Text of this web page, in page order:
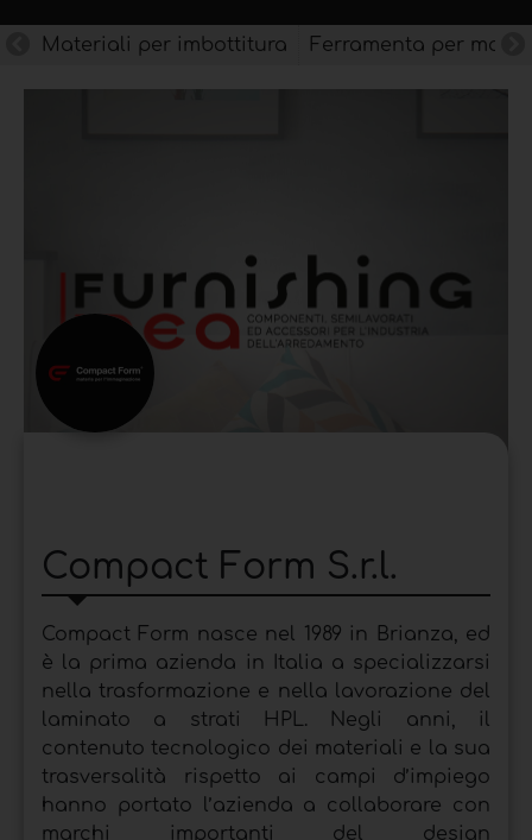
Materiali per imbottitura Ferramenta per mobili
Compact Form S.r.l.
Compact Form nasce nel 1989 in Brianza, ed
è la prima azienda in Italia a specializzarsi
nella trasformazione e nella lavorazione del
laminato a strati HPL. Negli anni, il
contenuto tecnologico dei materiali e la sua
trasversalità rispetto ai campi d’impiego
hanno portato l’azienda a collaborare con
marchi importanti del design